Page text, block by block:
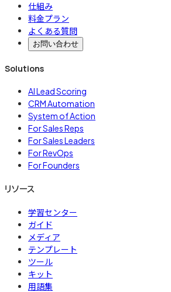
仕組み
料金プラン
よくある質問
お問い合わせ
Solutions
AI Lead Scoring
CRM Automation
System of Action
For Sales Reps
For Sales Leaders
For RevOps
For Founders
リソース
学習センター
ガイド
メディア
テンプレート
ツール
キット
用語集